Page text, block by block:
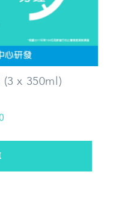
x 350ml)